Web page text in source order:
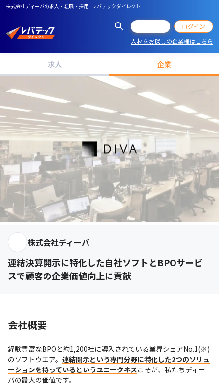
株式会社ディーバの求人・転職・採用 | レバテックダイレクト
ログイン
人材をお探しの企業様はこちら
求人 企業
株式会社ディーバ
連結決算開示に特化した自社ソフトとBPOサービ
スで顧客の企業価値向上に貢献
会社概要
経験豊富なBPOと約1,200社に導入されている業界シェアNo.1(※)
のソフトウエア。 連結開示という専門分野に特化した2つのソリュ
ーションを持っているというユニークネスこそが、私たちディー
バの最大の価値です。